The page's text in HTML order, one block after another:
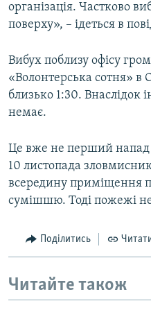
організація. Частково
поверху», – ідеться в
Вибух поблизу офісу
«Волонтерська сотня» в
близько 1:30. Внаслідок
немає.
Це вже не перший напад
10 листопада
всередину приміщення
сумішшю. Тоді пожежі не
Поділитись
Читайте також